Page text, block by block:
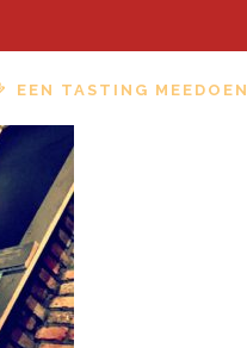
EEN TASTING MEEDOEN